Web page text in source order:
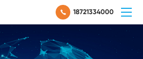
18721334000